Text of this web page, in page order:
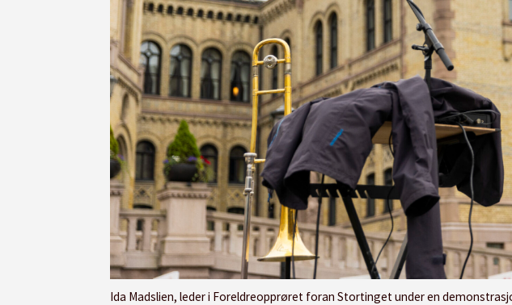
Ida Madslien, leder i Foreldreopprøret foran Stortinget under en